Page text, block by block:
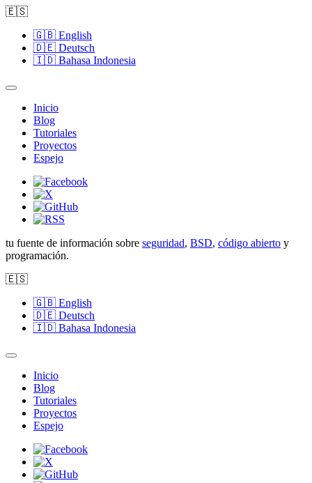
🇪🇸
🇬🇧 English
🇩🇪 Deutsch
🇮🇩 Bahasa Indonesia
Inicio
Blog
Tutoriales
Proyectos
Espejo
tu fuente de información sobre seguridad, BSD, código abierto y
programación.
🇪🇸
🇬🇧 English
🇩🇪 Deutsch
🇮🇩 Bahasa Indonesia
Inicio
Blog
Tutoriales
Proyectos
Espejo